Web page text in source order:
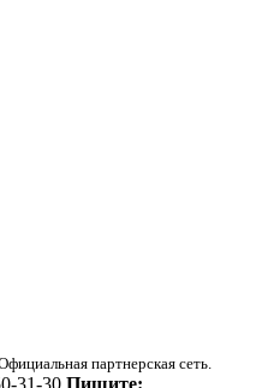
партнерская сеть.
31-30 Пишите: